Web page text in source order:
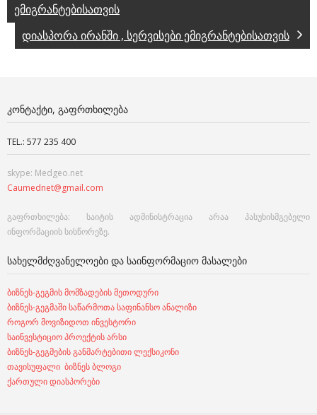
ემიგრანტებისათვის
დიასპორა ირანში , სერვისები ემიგრანტებისათვის
ᲙᲝᲜᲢᲐᲥᲢᲘ, ᲒᲐᲤᲠᲗᲮᲘᲚᲔᲑᲐ
TEL.: 577 235 400
skype: Medgeo.net
Caumednet@gmail.com
გაფრთხილება: საიტის ადმინისტრაცია არაა პასუხისმგებელი
ინფორმაციის სისწორეზე.
ᲡᲐᲮᲔᲚᲛᲫᲦᲕᲐᲜᲔᲚᲝᲔᲑᲘ ᲓᲐ ᲡᲐᲘᲜᲤᲝᲠᲛᲐᲪᲘᲝ ᲛᲐᲡᲐᲚᲔᲑᲘ
ბიზნეს-გეგმის მომზადების მეთოდური
ბიზნეს-გეგმაში საწარმოთა საფინანსო ანალიზი
როგორ მოვიზიდოთ ინვესტორი
საინვესტიციო პროექტის არსი
ბიზნეს-გეგმების განმარტებითი ლექსიკონი
თავისუფალი ბიზნეს ბლოგი
ქართული დიასპორები